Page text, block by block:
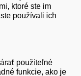
ktoré ste im
používali ich
použiteľné
funkcie, ako je